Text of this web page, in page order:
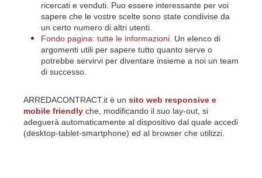
ricercati e venduti. Puo essere interessante per voi
sapere che le vostre scelte sono state condivise da
un certo numero di altri utenti.
Fondo pagina: tutte le informazioni . Un elenco di
argomenti utili per sapere tutto quanto serve o
potrebbe servirvi per diventare insieme a noi un team
di successo.
ARREDACONTRACT.it è un sito web responsive e
mobile friendly che, modificando il suo lay-out, si
adeguerà automaticamente al dispositivo dal quale accedi
(desktop-tablet-smartphone) ed al browser che utilizzi.